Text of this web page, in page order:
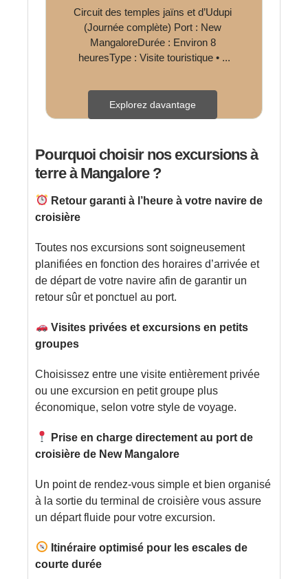
Circuit des temples jaïns et d’Udupi
(Journée complète) Port : New
MangaloreDurée : Environ 8
heuresType : Visite touristique • ...
Explorez davantage
Pourquoi choisir nos excursions à
terre à Mangalore ?
Retour garanti à l’heure à votre navire de
croisière
Toutes nos excursions sont soigneusement
planifiées en fonction des horaires d’arrivée et
de départ de votre navire afin de garantir un
retour sûr et ponctuel au port.
Visites privées et excursions en petits
groupes
Choisissez entre une visite entièrement privée
ou une excursion en petit groupe plus
économique, selon votre style de voyage.
Prise en charge directement au port de
croisière de New Mangalore
Un point de rendez-vous simple et bien organisé
à la sortie du terminal de croisière vous assure
un départ fluide pour votre excursion.
Itinéraire optimisé pour les escales de
courte durée